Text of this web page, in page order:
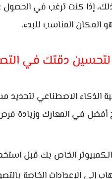
إذا كنت ترغب في
المكان المناسب للبدء.
دقتك في
الذكاء الاصطناعي لتحديد
في المعارك وزيادة
الخاص بك قبل
إلى الإعدادات الخاصة